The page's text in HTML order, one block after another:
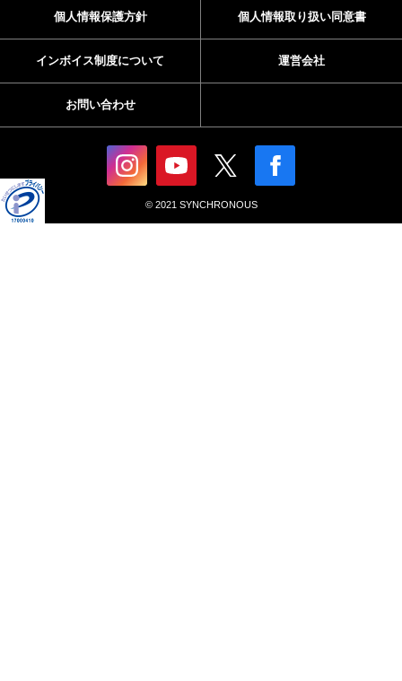
個人情報保護方針 個人情報取り扱い同意書
インボイス制度について 運営会社
お問い合わせ
© 2021 SYNCHRONOUS